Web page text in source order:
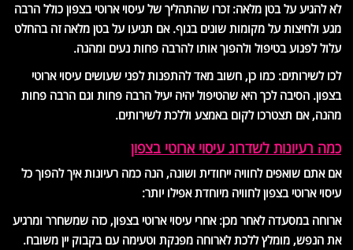
לא להגיע על בטן מלאה: זכרו שהתהליך של עיסוי ארוטי בצפון כולל הרבה
מגע ולחיצות על מקומות שונים בגוף. אם תגיעו על בטן מלאה זה בהחלט
עלול לפגוע בטיפול ולהפוך אותו להרבה פחות נעים ומהנה.
לכו לשירותים: כמו כן, חשוב מאד להתפנות לפני שעושים עיסוי ארוטי
בצפון. הסיבה לכך היא שהטיפול יהיה יעיל הרבה פחות וגם הרבה פחות
מהנה, אם תצטרכו לקום באמצע וללכת לשירותים.
כמה רעיונות לשדרוג עיסוי ארוטי בצפון
אם אתם שואפים לחוויה ייחודית ושונה, הנה כמה רעיונות איך להפוך כל
עיסוי ארוטי בצפון לחוויה מיוחדת אפילו יותר:
ארוחה במסעדה לאחר מכן: אחרי עיסוי ארוטי בצפון, כזה שמשחרר ומרגיע
את הנפש, מומלץ ללכת לארוחה מפנקת וטעימה עם בקבוק יין משובח.